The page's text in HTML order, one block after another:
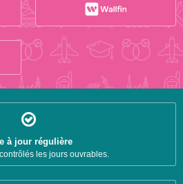
à jour régulière
les jours ouvrables.